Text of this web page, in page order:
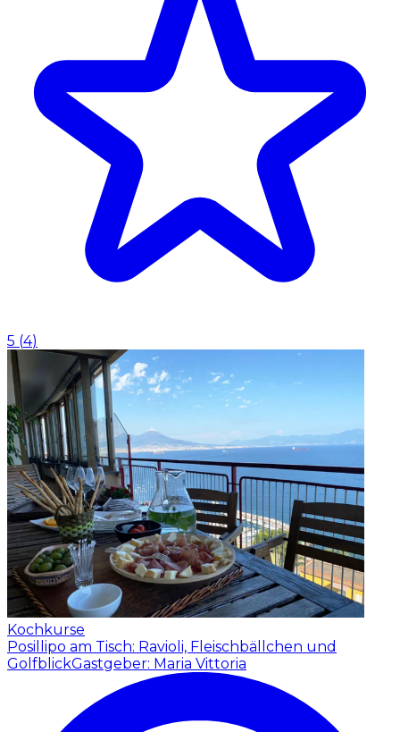
5 (4)
Kochkurse
Posillipo am Tisch: Ravioli, Fleischbällchen und
GolfblickGastgeber: Maria Vittoria